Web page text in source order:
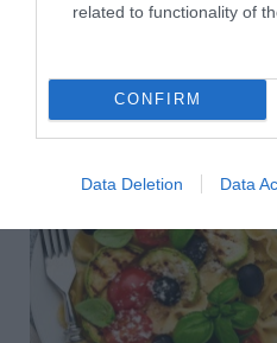
related to functionality of
CONFIRM
Data Deletion Data
2026-08-07.
Túlzott félelem a közös
párkapcsolatban?